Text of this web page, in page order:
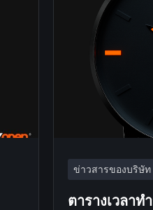
ข่าวสารของบริษัท
ตารางเวลา